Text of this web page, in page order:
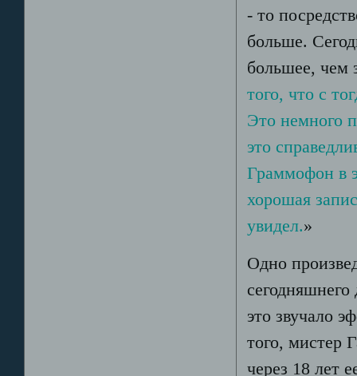
- то
больше.
большее, чем
того, что с
Это немного
это
Граммофон в
хорошая
увидел.»
Одно
это звучало
того, мистер
через 18 лет